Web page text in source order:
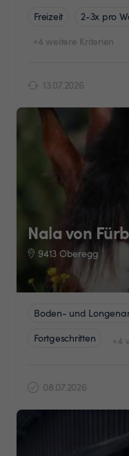
Freizeit 2-3x pro
+4 weitere Kriterien
13.07.2026
Nala von
9413 Oberegg
Boden- und
Fortgeschritten
+4
08.07.2026